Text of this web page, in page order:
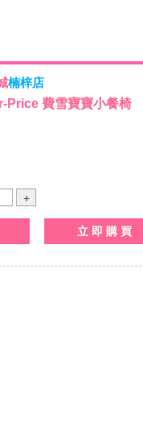
楠梓店
Price 費雪寶寶小餐椅